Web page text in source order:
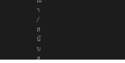
า
/
ส
นั
บ
ส